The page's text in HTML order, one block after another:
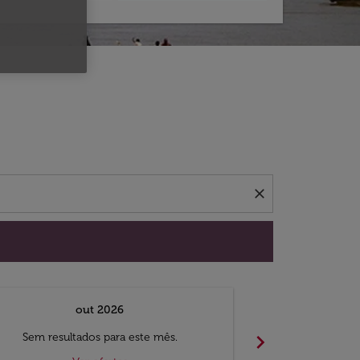
close
out 2026
Sem resultados para este mês.
chevron_right